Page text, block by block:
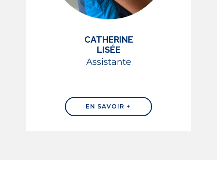
CATHERINE
LISÉE
Assistante
EN SAVOIR +